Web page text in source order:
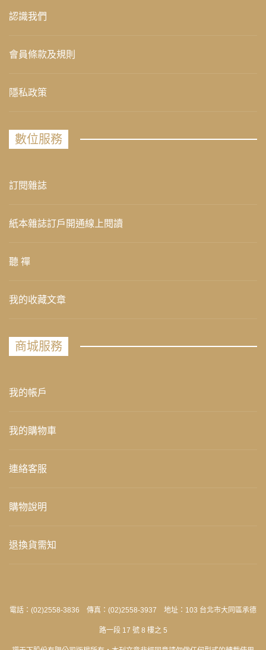
認識我們
會員條款及規則
隱私政策
數位服務
訂閱雜誌
紙本雜誌訂戶開通線上閱讀
聽 禪
我的收藏文章
商城服務
我的帳戶
我的購物車
連絡客服
購物說明
退換貨需知
電話：(02)2558-3836 傳真：(02)2558-3937 地址：103 台北市大同區承德
路一段 17 號 8 樓之 5